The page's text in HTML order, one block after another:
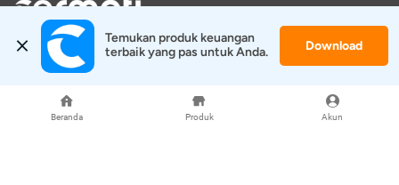
Beranda Produk Akun
© 2026 Cermati. All Rights Reserved.
Temukan produk keuangan
terbaik yang pas untuk Anda.
Download